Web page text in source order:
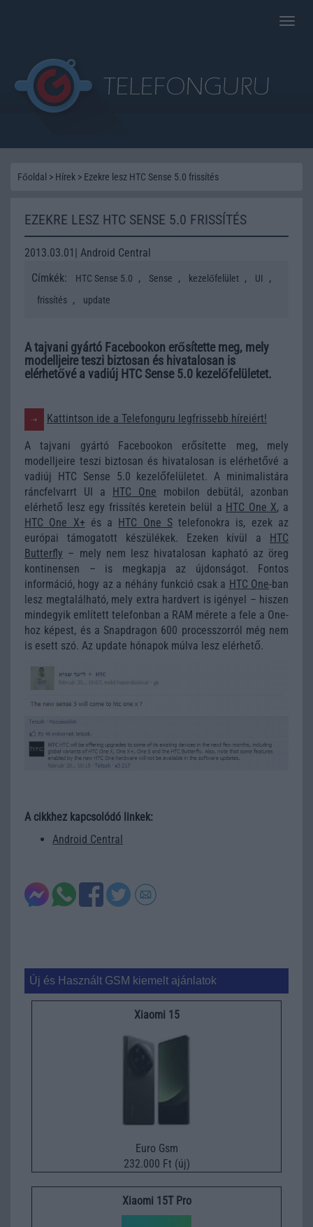
Toggle
Főoldal > Hírek > Ezekre lesz HTC Sense 5.0 frissítés
EZEKRE LESZ HTC SENSE 5.0 FRISSÍTÉS
2013.03.01| Android Central
Címkék:
HTC Sense 5.0 , Sense , kezelőfelület , UI ,
frissítés , update
A tajvani gyártó Facebookon erősítette meg, mely
modelljeire teszi biztosan és hivatalosan is
elérhetővé a vadiúj HTC Sense 5.0 kezelőfelületet.
Kattintson ide a Telefonguru legfrissebb híreiért!
A tajvani gyártó Facebookon erősítette meg, mely
modelljeire teszi biztosan és hivatalosan is elérhetővé a
vadiúj HTC Sense 5.0 kezelőfelületet. A minimalistára
ráncfelvarrt UI a HTC One mobilon debütál, azonban
elérhető lesz egy frissítés keretein belül a HTC One X, a
HTC One X+ és a HTC One Stelefonokra is, ezek az
európai támogatott készülékek. Ezeken kívül a HTC
Butterfly – mely nem lesz hivatalosan kapható az öreg
kontinensen – is megkapja az újdonságot. Fontos
információ, hogy az a néhány funkció csak a HTC One-ban
lesz megtalálható, mely extra hardvert is igényel – hiszen
mindegyik említett telefonban a RAM mérete a fele a One-
hoz képest, és a Snapdragon 600 processzorról még nem
is esett szó. Az update hónapok múlva lesz elérhető.
A cikkhez kapcsolódó linkek:
Android Central
Új és Használt GSM kiemelt ajánlatok
Xiaomi 15
Euro Gsm
232.000 Ft (új)
Xiaomi 15T Pro